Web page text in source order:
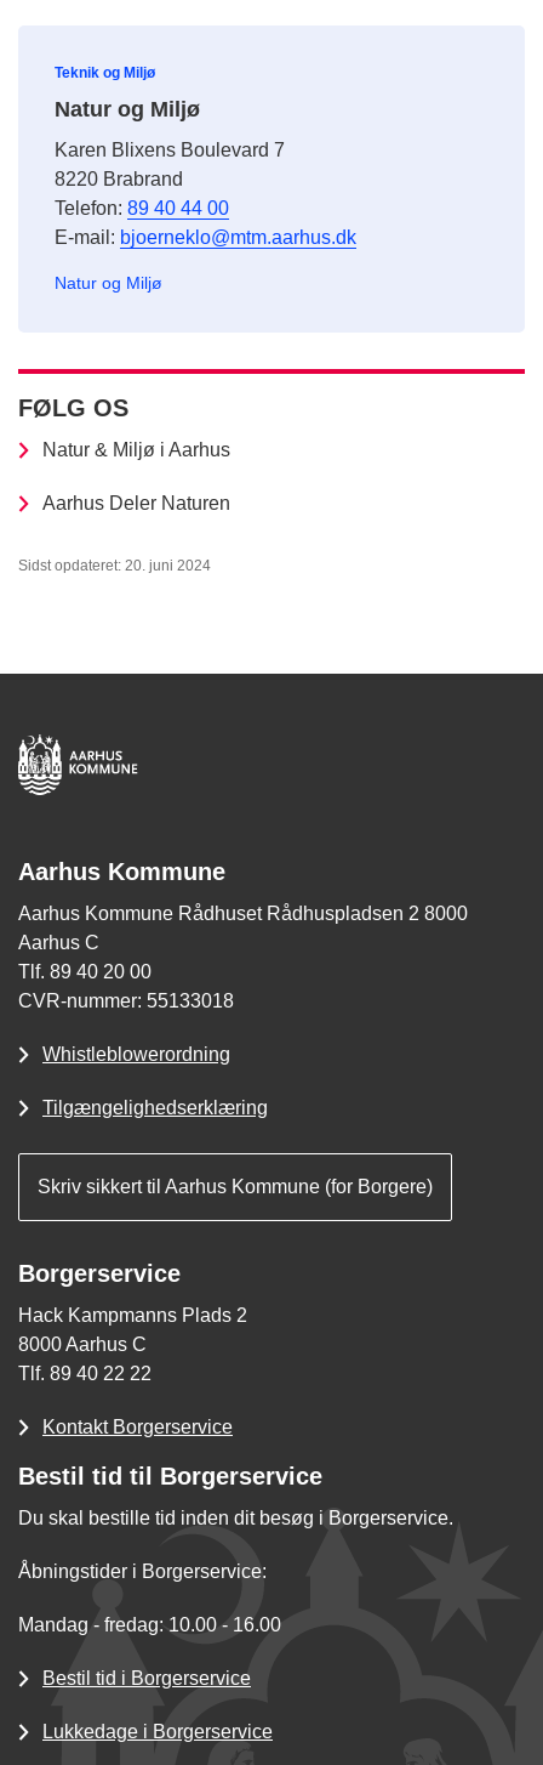
Teknik og Miljø
Natur og Miljø
Karen Blixens Boulevard 7
8220 Brabrand
Telefon: 89 40 44 00
E-mail: bjoerneklo@mtm.aarhus.dk
Natur og Miljø
FØLG OS
Natur & Miljø i Aarhus
Aarhus Deler Naturen
Sidst opdateret: 20. juni 2024
Aarhus Kommune
Aarhus Kommune Rådhuset Rådhuspladsen 2 8000
Aarhus C
Tlf. 89 40 20 00
CVR-nummer: 55133018
Whistleblowerordning
Tilgængelighedserklæring
Skriv sikkert til Aarhus Kommune (for Borgere)
Borgerservice
Hack Kampmanns Plads 2
8000 Aarhus C
Tlf. 89 40 22 22
Kontakt Borgerservice
Bestil tid til Borgerservice
Du skal bestille tid inden dit besøg i Borgerservice.
Åbningstider i Borgerservice:
Mandag - fredag: 10.00 - 16.00
Bestil tid i Borgerservice
Lukkedage i Borgerservice